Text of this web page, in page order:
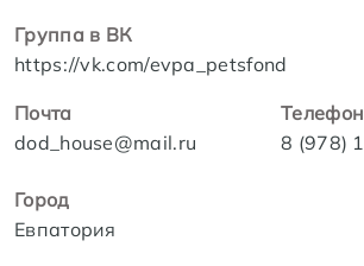
Группа в ВК
https://vk.com/evpa_petsfond
Почта
dod_house@mail.ru
Телефон
8 (978)
Город
Евпатория